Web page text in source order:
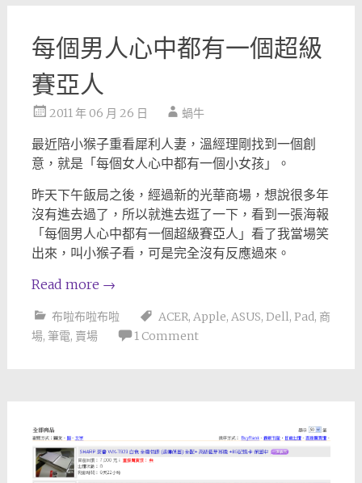
每個男人心中都有一個超級
賽亞人
2011 年 06 月 26 日 蝸牛
最近陪小猴子重看犀利人妻，溫經理剛找到一個創
意，就是「每個女人心中都有一個小女孩」。
昨天下午飯局之後，經過新的光華商場，想說很多年
沒有進去過了，所以就進去逛了一下，看到一張海報
「每個男人心中都有一個超級賽亞人」看了我當場笑
出來，叫小猴子看，可是完全沒有反應過來。
Read more →
布啦布啦布啦 ACER, Apple, ASUS, Dell, Pad, 商
場, 筆電, 賣場 1 Comment